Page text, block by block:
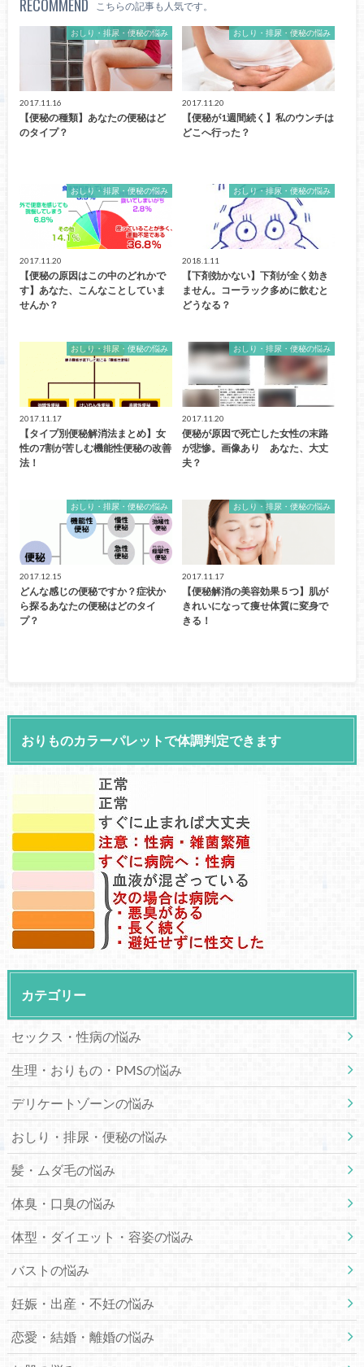
RECOMMEND こちらの記事も人気です。
おしり・排尿・便秘の悩み
2017.11.16
【便秘の種類】あなたの便秘はど
のタイプ？
おしり・排尿・便秘の悩み
2017.11.20
【便秘が1週間続く】私のウンチは
どこへ行った？
おしり・排尿・便秘の悩み
2017.11.20
【便秘の原因はこの中のどれかで
す】あなた、こんなことしていま
せんか？
おしり・排尿・便秘の悩み
2018.1.11
【下剤効かない】下剤が全く効き
ません。コーラック多めに飲むと
どうなる？
おしり・排尿・便秘の悩み
2017.11.17
【タイプ別便秘解消法まとめ】女
性の7割が苦しむ機能性便秘の改善
法！
おしり・排尿・便秘の悩み
2017.11.20
便秘が原因で死亡した女性の末路
が悲惨。画像あり あなた、大丈
夫？
おしり・排尿・便秘の悩み
2017.12.15
どんな感じの便秘ですか？症状か
ら探るあなたの便秘はどのタイ
プ？
おしり・排尿・便秘の悩み
2017.11.17
【便秘解消の美容効果５つ】肌が
きれいになって痩せ体質に変身で
きる！
おりものカラーパレットで体調判定できます
カテゴリー
セックス・性病の悩み
生理・おりもの・PMSの悩み
デリケートゾーンの悩み
おしり・排尿・便秘の悩み
髪・ムダ毛の悩み
体臭・口臭の悩み
体型・ダイエット・容姿の悩み
バストの悩み
妊娠・出産・不妊の悩み
恋愛・結婚・離婚の悩み